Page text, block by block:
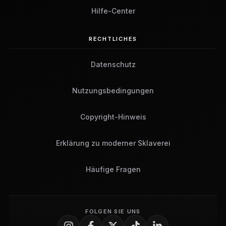
Hilfe-Center
RECHTLICHES
Datenschutz
Nutzungsbedingungen
Copyright-Hinweis
Erklärung zu moderner Sklaverei
Häufige Fragen
FOLGEN SIE UNS